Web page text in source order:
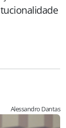
Alessandro Dantas